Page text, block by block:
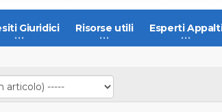
Giuridici Risorse utili Esperti